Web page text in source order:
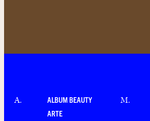
A.
ALBUM BEAUTY
ARTE
M.